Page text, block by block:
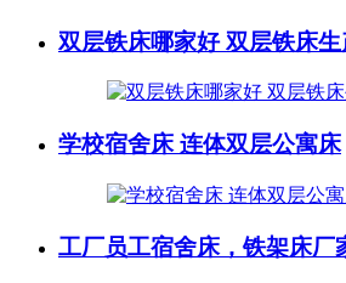
双层铁床哪家好 双层铁床
学校宿舍床 连体双层公寓床
工厂员工宿舍床，铁架床厂